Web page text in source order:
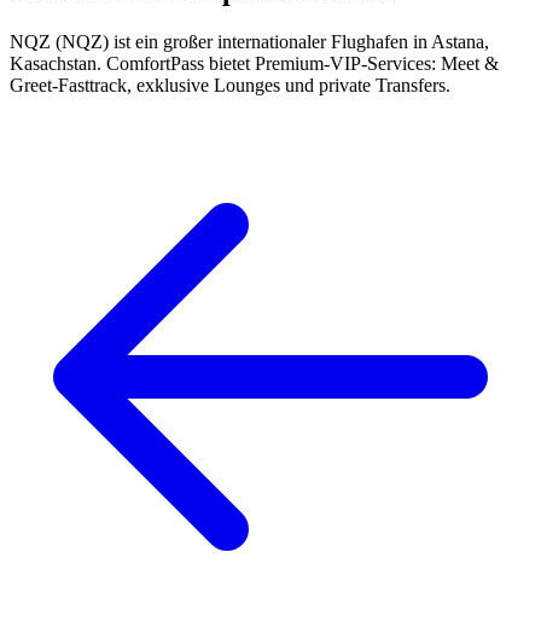
NQZ (NQZ) ist ein großer internationaler Flughafen in Astana,
Kasachstan. ComfortPass bietet Premium-VIP-Services: Meet &
Greet-Fasttrack, exklusive Lounges und private Transfers.